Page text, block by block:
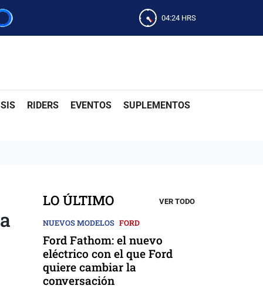
04:24 HRS
RIDERS EVENTOS SUPLEMENTOS
LO ÚLTIMO VER TODO
NUEVOS MODELOS FORD
Ford Fathom: el nuevo
eléctrico con el que Ford
quiere cambiar la
conversación